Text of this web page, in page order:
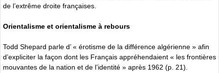
de l’extrême droite françaises.
Orientalisme et orientalisme à rebours
Todd Shepard parle d’ « érotisme de la différence algérienne » afin
d’expliciter la façon dont les Français appréhendaient « les frontières
mouvantes de la nation et de l’identité » après 1962 (p. 21).